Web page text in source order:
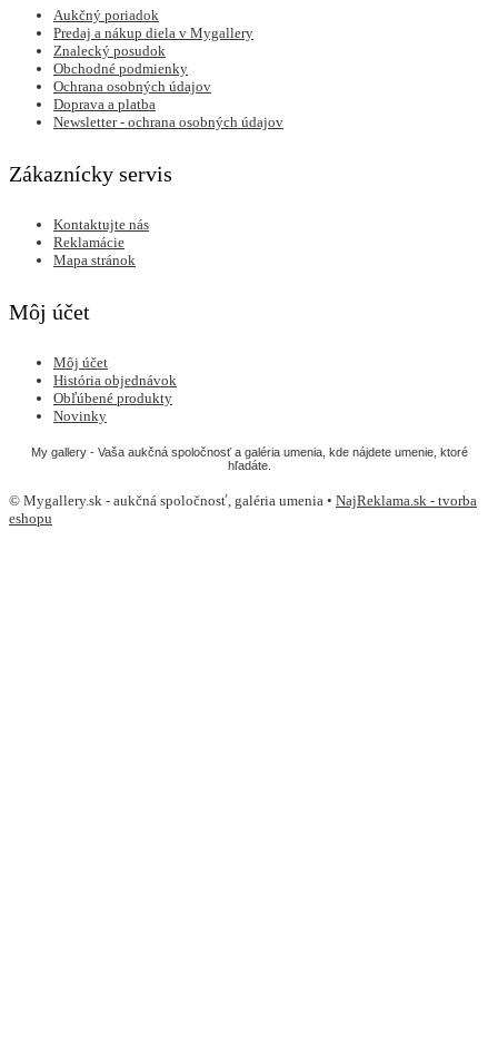
Aukčný poriadok
Predaj a nákup diela v Mygallery
Znalecký posudok
Obchodné podmienky
Ochrana osobných údajov
Doprava a platba
Newsletter - ochrana osobných údajov
Zákaznícky servis
Kontaktujte nás
Reklamácie
Mapa stránok
Môj účet
Môj účet
História objednávok
Obľúbené produkty
Novinky
My gallery - Vaša aukčná spoločnosť a galéria umenia, kde nájdete umenie, ktoré
hľadáte.
© Mygallery.sk - aukčná spoločnosť, galéria umenia • NajReklama.sk - tvorba
eshopu